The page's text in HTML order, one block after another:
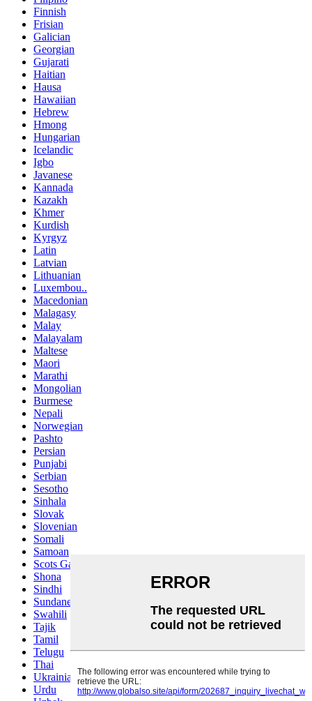
Finnish
Frisian
Galician
Georgian
Gujarati
Haitian
Hausa
Hawaiian
Hebrew
Hmong
Hungarian
Icelandic
Igbo
Javanese
Kannada
Kazakh
Khmer
Kurdish
Kyrgyz
Latin
Latvian
Lithuanian
Luxembou..
Macedonian
Malagasy
Malay
Malayalam
Maltese
Maori
Marathi
Mongolian
Burmese
Nepali
Norwegian
Pashto
Persian
Punjabi
Serbian
Sesotho
Sinhala
Slovak
Slovenian
Somali
Samoan
Scots Gaelic
Shona
Sindhi
Sundanese
Swahili
Tajik
Tamil
Telugu
Thai
Ukrainian
Urdu